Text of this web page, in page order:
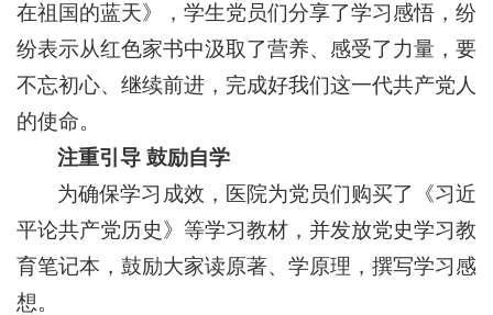
在祖国的蓝天》，学生党员们分享了学习感悟，纷
纷表示从红色家书中汲取了营养、感受了力量，要
不忘初心、继续前进，完成好我们这一代共产党人
的使命。
注重引导 鼓励自学
为确保学习成效，医院为党员们购买了《习近
平论共产党历史》等学习教材，并发放党史学习教
育笔记本，鼓励大家读原著、学原理，撰写学习感
想。